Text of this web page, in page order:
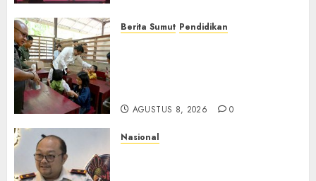
Berita Sumut Pendidikan
AGUSTUS 8, 2026 0
Nasional